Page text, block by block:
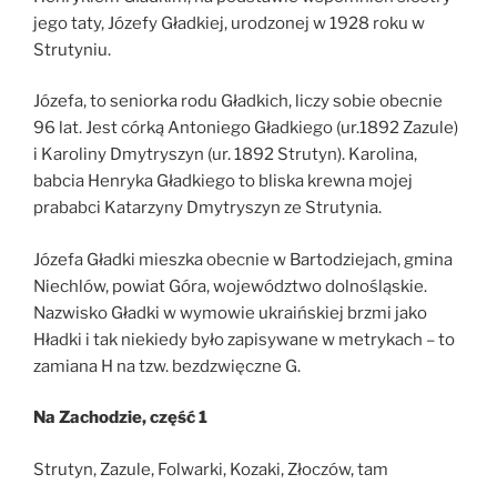
jego taty, Józefy Gładkiej, urodzonej w 1928 roku w
Strutyniu.
Józefa, to seniorka rodu Gładkich, liczy sobie obecnie
96 lat. Jest córką Antoniego Gładkiego (ur.1892 Zazule)
i Karoliny Dmytryszyn (ur. 1892 Strutyn). Karolina,
babcia Henryka Gładkiego to bliska krewna mojej
prababci Katarzyny Dmytryszyn ze Strutynia.
Józefa Gładki mieszka obecnie w Bartodziejach, gmina
Niechlów, powiat Góra, województwo dolnośląskie.
Nazwisko Gładki w wymowie ukraińskiej brzmi jako
Hładki i tak niekiedy było zapisywane w metrykach – to
zamiana H na tzw. bezdzwięczne G.
Na Zachodzie, część 1
Strutyn, Zazule, Folwarki, Kozaki, Złoczów, tam